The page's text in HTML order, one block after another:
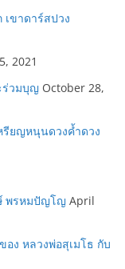
ขาดาร์สปวง
2021
ร่วมบุญ October 28,
รียญหนุนดวงค้ำดวง
พรหมปัญโญ April
ง หลวงพ่อสุเมโธ กับ